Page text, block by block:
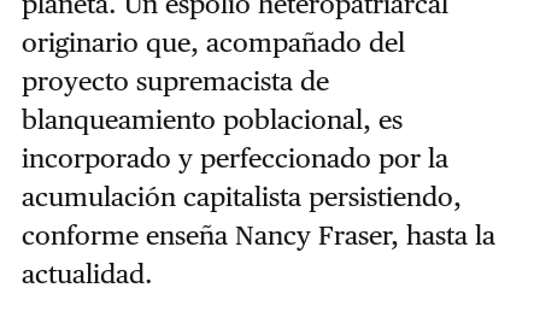
originario que, acompañado del
proyecto supremacista de
blanqueamiento poblacional, es
incorporado y perfeccionado por la
acumulación capitalista persistiendo,
conforme enseña Nancy Fraser, hasta la
actualidad.